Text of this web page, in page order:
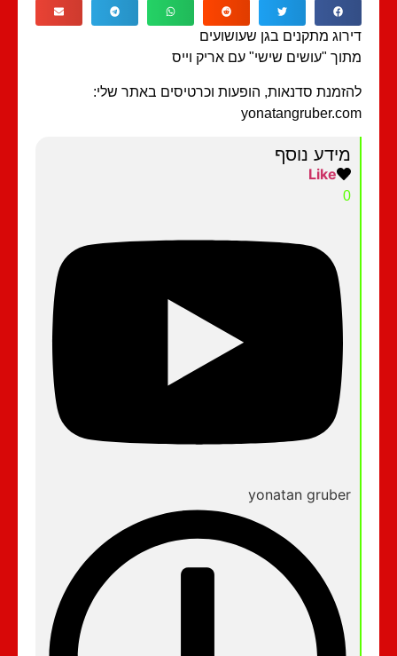
מתקנים בגן שעושועים
"עושים שישי" עם אריק וייס
סדנאות, הופעות וכרטיסים באתר שלי:
מידע נוסף
yonatan gruber